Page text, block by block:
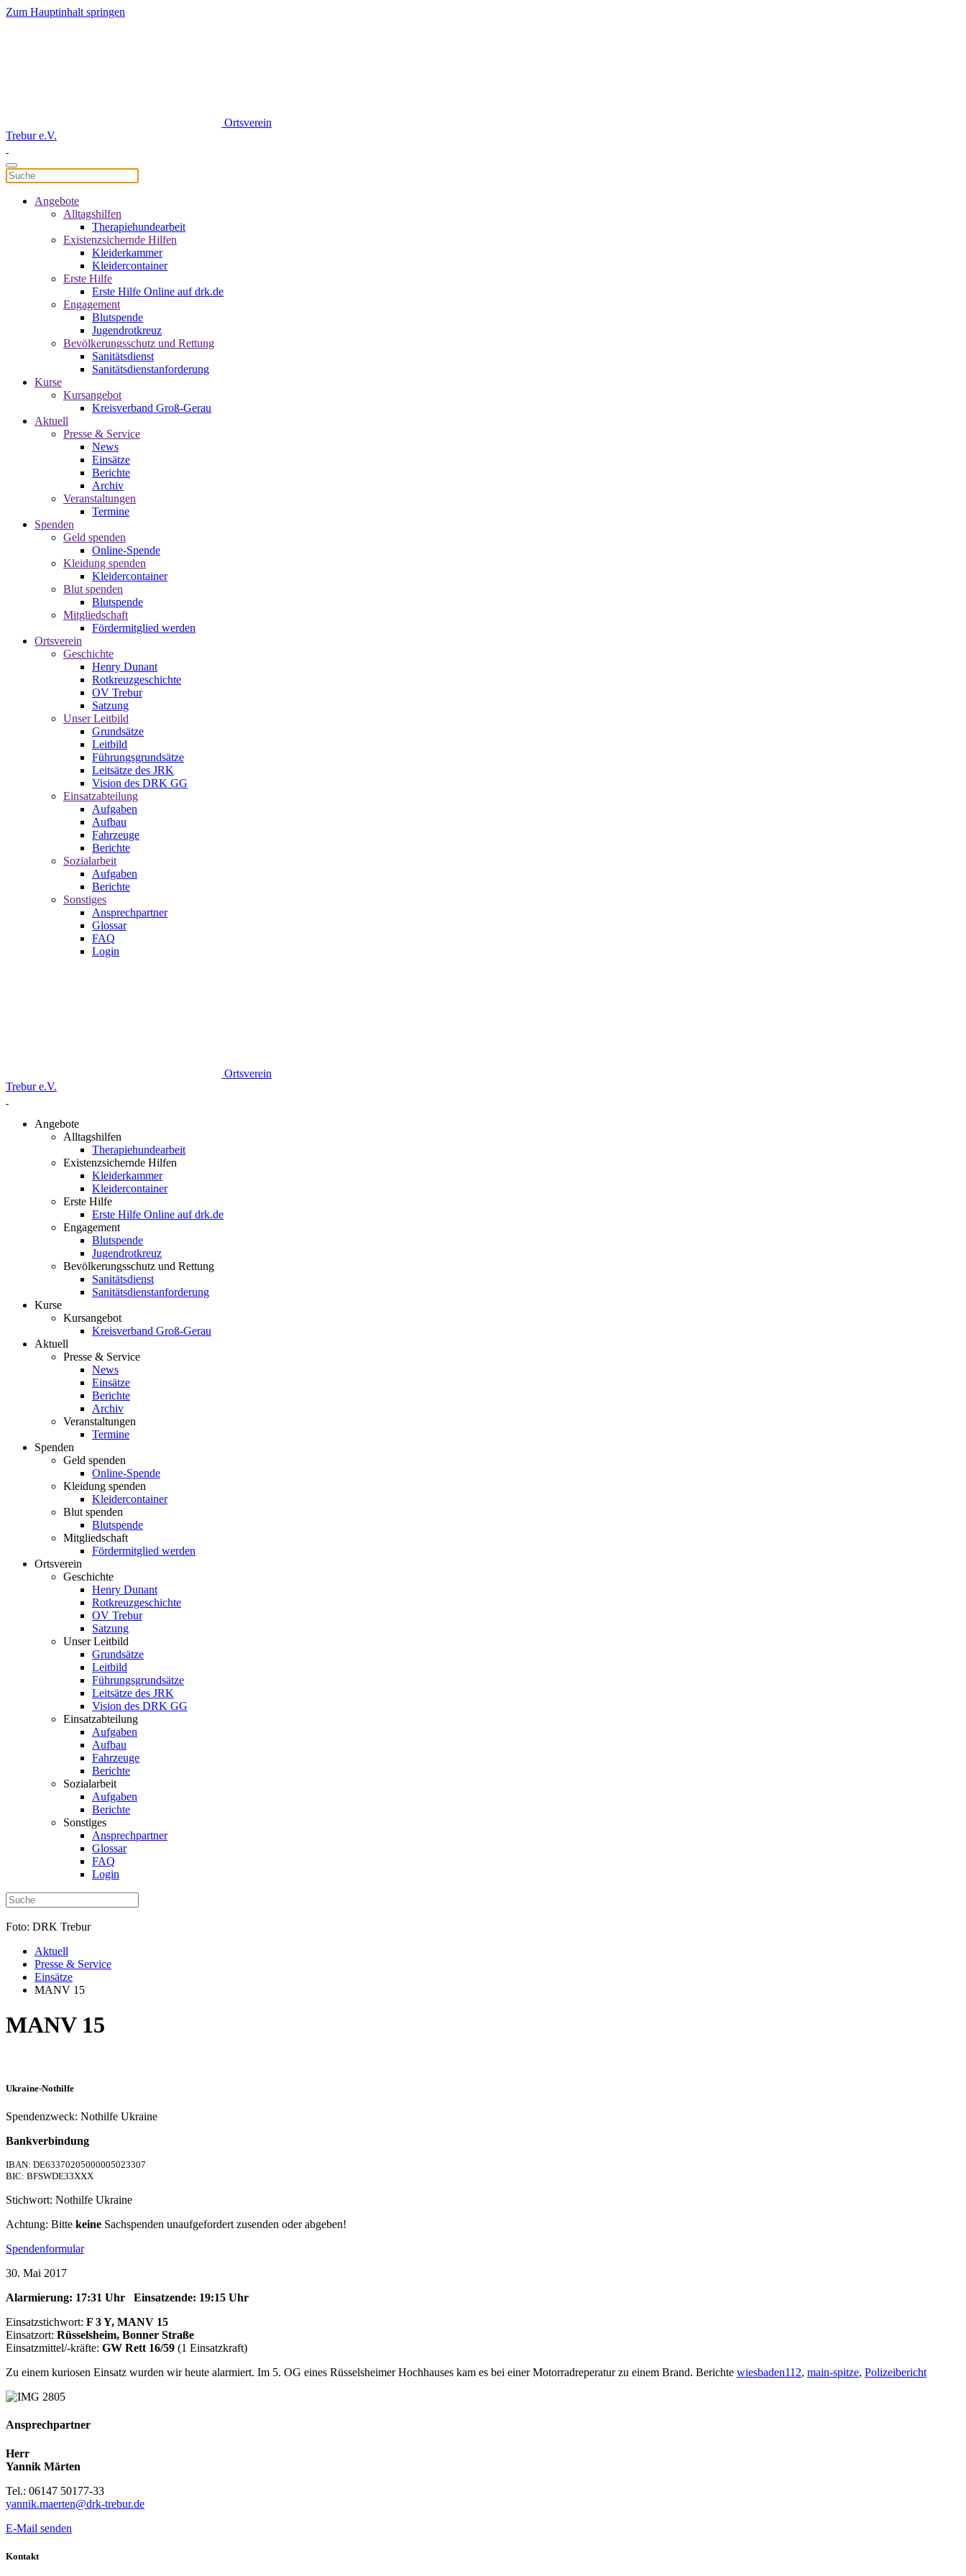
Zum Hauptinhalt springen
Ortsverein
Trebur e.V.
Angebote
Alltagshilfen
Therapiehundearbeit
Existenzsichernde Hilfen
Kleiderkammer
Kleidercontainer
Erste Hilfe
Erste Hilfe Online auf drk.de
Engagement
Blutspende
Jugendrotkreuz
Bevölkerungsschutz und Rettung
Sanitätsdienst
Sanitätsdienstanforderung
Kurse
Kursangebot
Kreisverband Groß-Gerau
Aktuell
Presse & Service
News
Einsätze
Berichte
Archiv
Veranstaltungen
Termine
Spenden
Geld spenden
Online-Spende
Kleidung spenden
Kleidercontainer
Blut spenden
Blutspende
Mitgliedschaft
Fördermitglied werden
Ortsverein
Geschichte
Henry Dunant
Rotkreuzgeschichte
OV Trebur
Satzung
Unser Leitbild
Grundsätze
Leitbild
Führungsgrundsätze
Leitsätze des JRK
Vision des DRK GG
Einsatzabteilung
Aufgaben
Aufbau
Fahrzeuge
Berichte
Sozialarbeit
Aufgaben
Berichte
Sonstiges
Ansprechpartner
Glossar
FAQ
Login
Ortsverein
Trebur e.V.
Angebote
Alltagshilfen
Therapiehundearbeit
Existenzsichernde Hilfen
Kleiderkammer
Kleidercontainer
Erste Hilfe
Erste Hilfe Online auf drk.de
Engagement
Blutspende
Jugendrotkreuz
Bevölkerungsschutz und Rettung
Sanitätsdienst
Sanitätsdienstanforderung
Kurse
Kursangebot
Kreisverband Groß-Gerau
Aktuell
Presse & Service
News
Einsätze
Berichte
Archiv
Veranstaltungen
Termine
Spenden
Geld spenden
Online-Spende
Kleidung spenden
Kleidercontainer
Blut spenden
Blutspende
Mitgliedschaft
Fördermitglied werden
Ortsverein
Geschichte
Henry Dunant
Rotkreuzgeschichte
OV Trebur
Satzung
Unser Leitbild
Grundsätze
Leitbild
Führungsgrundsätze
Leitsätze des JRK
Vision des DRK GG
Einsatzabteilung
Aufgaben
Aufbau
Fahrzeuge
Berichte
Sozialarbeit
Aufgaben
Berichte
Sonstiges
Ansprechpartner
Glossar
FAQ
Login
Foto: DRK Trebur
Aktuell
Presse & Service
Einsätze
MANV 15
MANV 15
Ukraine-Nothilfe
Spendenzweck: Nothilfe Ukraine
Bankverbindung
IBAN: DE63370205000005023307
BIC: BFSWDE33XXX
Stichwort: Nothilfe Ukraine
Achtung: Bitte keine Sachspenden unaufgefordert zusenden oder abgeben!
Spendenformular
30. Mai 2017
Alarmierung: 17:31 Uhr Einsatzende: 19:15 Uhr
Einsatzstichwort: F 3 Y, MANV 15
Einsatzort: Rüsselsheim, Bonner Straße
Einsatzmittel/-kräfte: GW Rett 16/59 (1 Einsatzkraft)
Zu einem kuriosen Einsatz wurden wir heute alarmiert. Im 5. OG eines Rüsselsheimer Hochhauses kam es bei einer Motorradreperatur zu einem Brand. Berichte wiesbaden112, main-spitze, Polizeibericht
Ansprechpartner
Herr
Yannik Märten
Tel.: 06147 50177-33
yannik.maerten@drk-trebur.de
E-Mail senden
Kontakt